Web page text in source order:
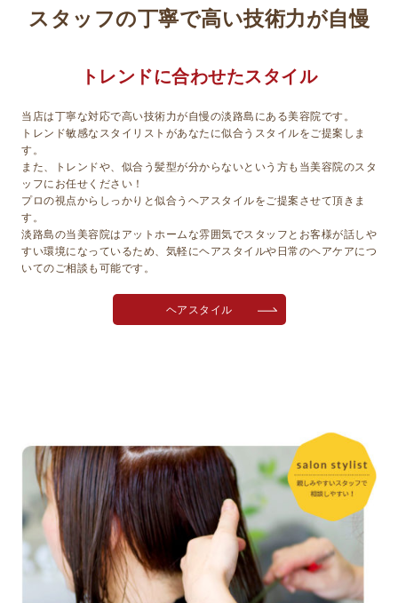
スタッフの丁寧で高い技術力が自慢
トレンドに合わせたスタイル
当店は丁寧な対応で高い技術力が自慢の淡路島にある美容院です。
トレンド敏感なスタイリストがあなたに似合うスタイルをご提案しま
す。
また、トレンドや、似合う髪型が分からないという方も当美容院のスタ
ッフにお任せください！
プロの視点からしっかりと似合うヘアスタイルをご提案させて頂きま
す。
淡路島の当美容院はアットホームな雰囲気でスタッフとお客様が話しや
すい環境になっているため、気軽にヘアスタイルや日常のヘアケアにつ
いてのご相談も可能です。
ヘアスタイル